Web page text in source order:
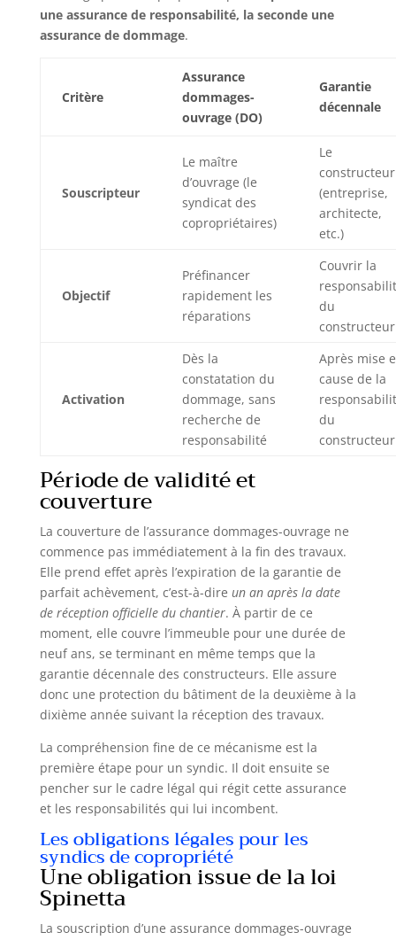
une assurance de responsabilité, la seconde une
assurance de dommage.
Critère
Assurance
dommages-
ouvrage (DO)
Garantie
décennale
Souscripteur
Le maître
d’ouvrage (le
syndicat des
copropriétaires)
Le
constructeur
(entreprise,
architecte,
etc.)
Objectif
Préfinancer
rapidement les
réparations
Couvrir la
du
constructeur
Activation
Dès la
constatation du
dommage, sans
recherche de
responsabilité
Après mise
cause de la
du
constructeur
Période de validité et
couverture
La couverture de l’assurance dommages-ouvrage ne
commence pas immédiatement à la fin des travaux.
Elle prend effet après l’expiration de la garantie de
parfait achèvement, c’est-à-dire un an après la date
de réception officielle du chantier. À partir de ce
moment, elle couvre l’immeuble pour une durée de
neuf ans, se terminant en même temps que la
garantie décennale des constructeurs. Elle assure
donc une protection du bâtiment de la deuxième à la
dixième année suivant la réception des travaux.
La compréhension fine de ce mécanisme est la
première étape pour un syndic. Il doit ensuite se
pencher sur le cadre légal qui régit cette assurance
et les responsabilités qui lui incombent.
Les obligations légales pour les
syndics de copropriété
Une obligation issue de la loi
Spinetta
La souscription d’une assurance dommages-ouvrage